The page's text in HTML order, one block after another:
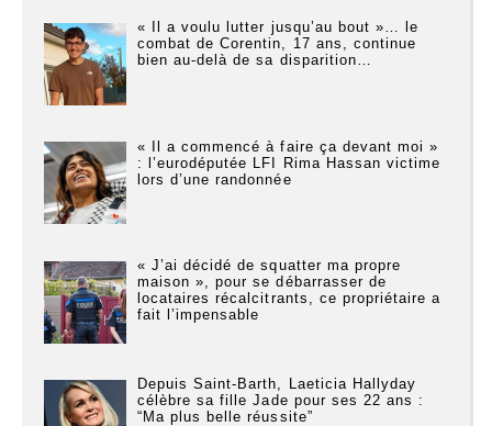
« Il a voulu lutter jusqu’au bout »… le
combat de Corentin, 17 ans, continue
bien au-delà de sa disparition…
« Il a commencé à faire ça devant moi »
: l’eurodéputée LFI Rima Hassan victime
lors d’une randonnée
« J’ai décidé de squatter ma propre
maison », pour se débarrasser de
locataires récalcitrants, ce propriétaire a
fait l’impensable
Depuis Saint-Barth, Laeticia Hallyday
célèbre sa fille Jade pour ses 22 ans :
“Ma plus belle réussite”